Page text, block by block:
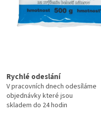
Rychlé odeslání
V pracovních dnech odesíláme
objednávky které jsou
skladem do 24 hodin